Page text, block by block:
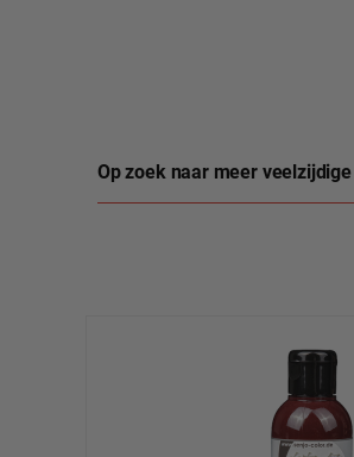
Op zoek naar meer